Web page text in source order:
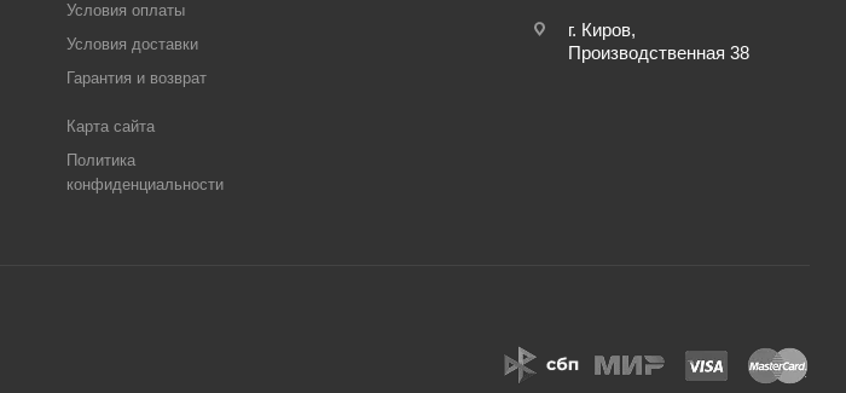
Условия оплаты
Условия доставки
Гарантия и возврат
Карта сайта
Политика
конфиденциальности
г. Киров,
Производственная 38